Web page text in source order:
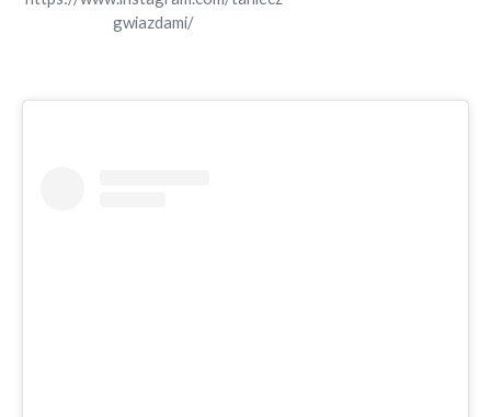
gwiazdami/